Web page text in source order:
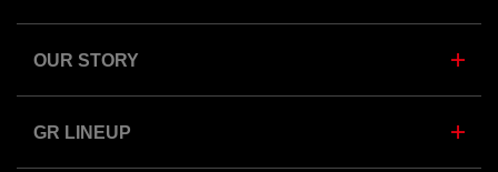
OUR STORY
GR LINEUP